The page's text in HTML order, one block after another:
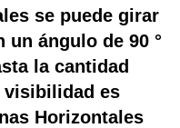
se puede girar
un ángulo de 90 °
la cantidad
visibilidad es
Horizontales